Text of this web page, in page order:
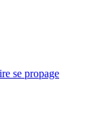
se propage